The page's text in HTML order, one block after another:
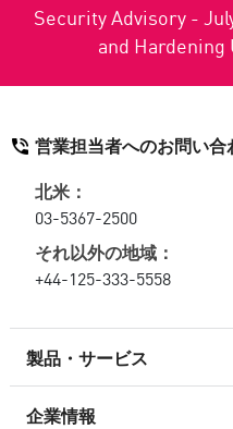
Security Advisory -
and Hardening
製品・サービス
企業情報
営業担当者へのお問い合
北米：
03-5367-2500
それ以外の地域：
+44-125-333-5558